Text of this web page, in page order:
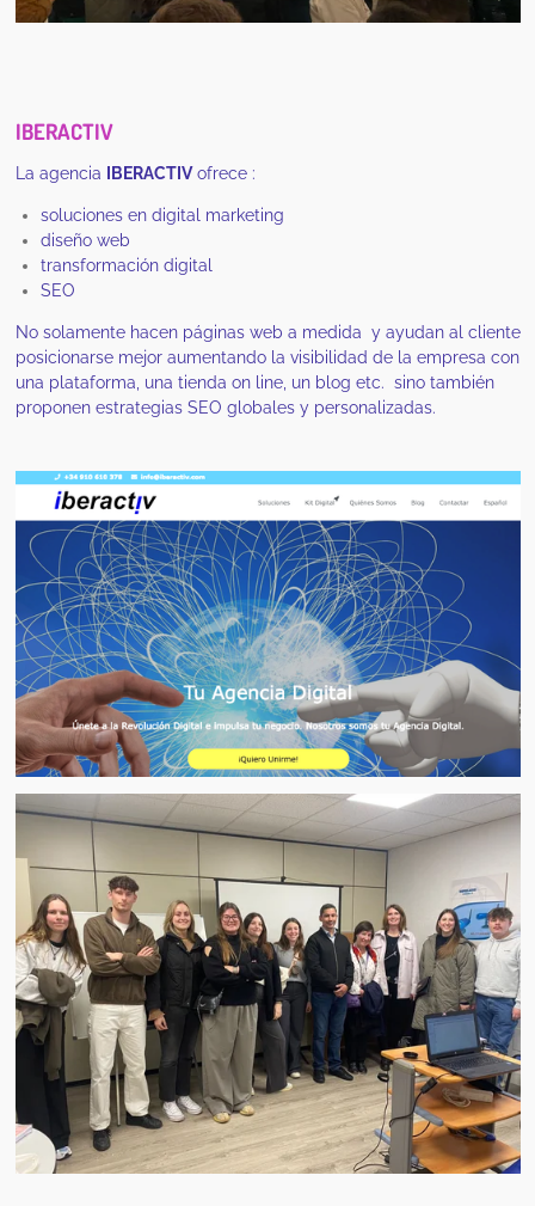
IBERACTIV
La agencia IBERACTIVofrece :
soluciones en digital marketing
diseño web
transformación digital
SEO
No solamente hacen páginas web a medida y ayudan al cliente
posicionarse mejor aumentando la visibilidad de la empresa con
una plataforma, una tienda on line, un blog etc. sino también
proponen estrategias SEO globales y personalizadas.